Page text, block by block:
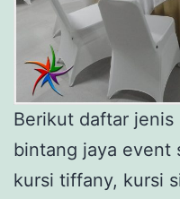
Berikut daftar
bintang jaya event
kursi tiffany, kursi